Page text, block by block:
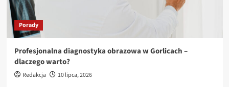
Porady
Profesjonalna diagnostyka obrazowa w Gorlicach –
dlaczego warto?
Redakcja 10 lipca, 2026